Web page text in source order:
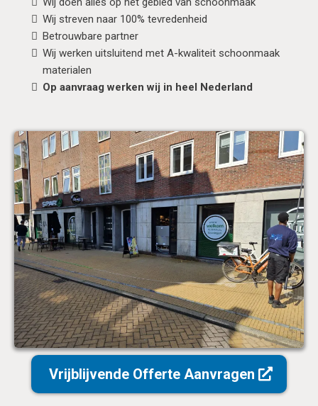
Wij streven naar 100% tevredenheid
Betrouwbare partner
Wij werken uitsluitend met A-kwaliteit schoonmaak
materialen
Op aanvraag werken wij in heel Nederland
Vrijblijvende Offerte Aanvragen